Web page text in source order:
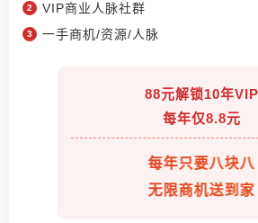
VIP商业人脉社群
一手商机/资源/人脉
88元解锁10年VIP
每年仅8.8元
每年只要八块八
无限商机送到家